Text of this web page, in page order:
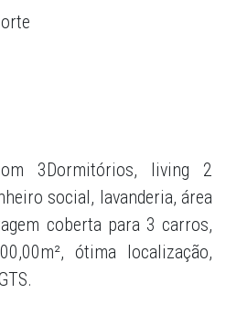
3Dormitórios, living 2
social, lavanderia, área
coberta para 3 carros,
ótima localização,